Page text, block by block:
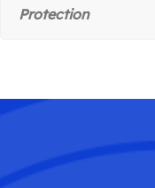
Protection